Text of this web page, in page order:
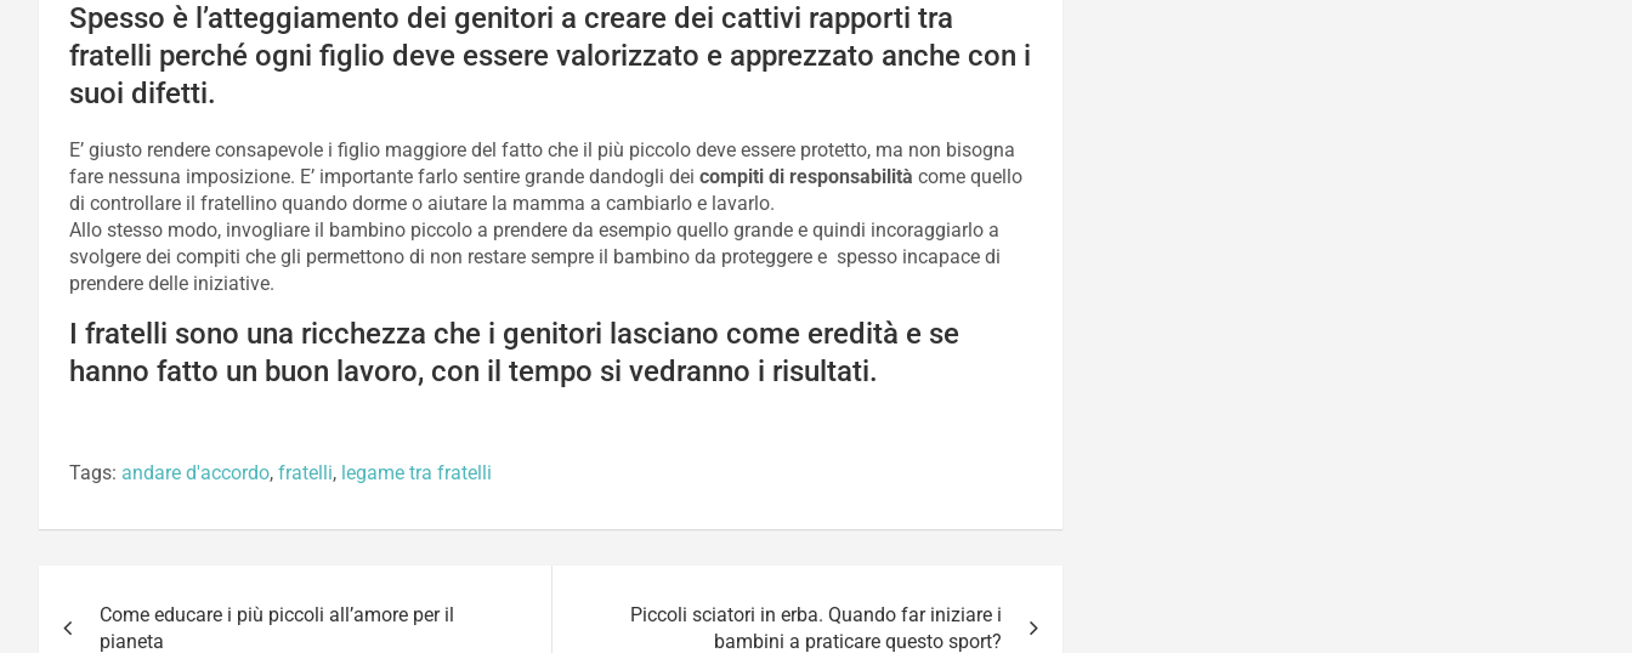
Spesso è l’atteggiamento dei genitori a creare dei cattivi rapporti tra
fratelli perché ogni figlio deve essere valorizzato e apprezzato anche con i
suoi difetti.
E’ giusto rendere consapevole i figlio maggiore del fatto che il più piccolo deve essere protetto, ma non bisogna
fare nessuna imposizione. E’ importante farlo sentire grande dandogli dei compiti di responsabilità come quello
di controllare il fratellino quando dorme o aiutare la mamma a cambiarlo e lavarlo.
Allo stesso modo, invogliare il bambino piccolo a prendere da esempio quello grande e quindi incoraggiarlo a
svolgere dei compiti che gli permettono di non restare sempre il bambino da proteggere e spesso incapace di
prendere delle iniziative.
I fratelli sono una ricchezza che i genitori lasciano come eredità e se
hanno fatto un buon lavoro, con il tempo si vedranno i risultati.
Tags: andare d'accordo, fratelli, legame tra fratelli
articoli
Come educare i più piccoli all’amore per il
pianeta
Piccoli sciatori in erba. Quando far iniziare i
bambini a praticare questo sport?